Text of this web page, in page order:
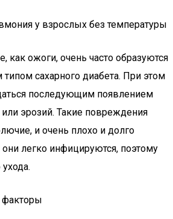
у взрослых без температуры
как ожоги, очень часто образуются
сахарного диабета. При этом
последующим появлением
эрозий. Такие повреждения
и очень плохо и долго
легко инфицируются, поэтому